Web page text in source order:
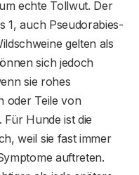
echte Tollwut. Der
1, auch Pseudorabies-
gelten als
sich jedoch
sie rohes
oder Teile von
Hunde ist die
weil sie fast immer
auftreten.